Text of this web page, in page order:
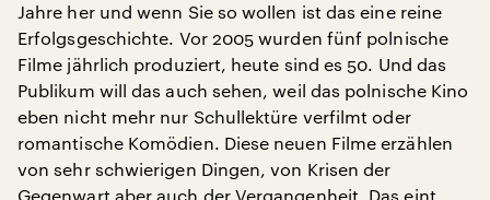
Jahre her und wenn Sie so wollen ist das eine reine
Erfolgsgeschichte. Vor 2005 wurden fünf polnische
Filme jährlich produziert, heute sind es 50. Und das
Publikum will das auch sehen, weil das polnische Kino
eben nicht mehr nur Schullektüre verfilmt oder
romantische Komödien. Diese neuen Filme erzählen
von sehr schwierigen Dingen, von Krisen der
Gegenwart aber auch der Vergangenheit. Das eint